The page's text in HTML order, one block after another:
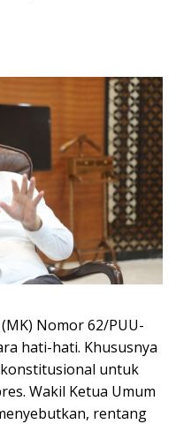
Nomor 62/PUU-
hati-hati. Khususnya
untuk
Wakil Ketua Umum
rentang